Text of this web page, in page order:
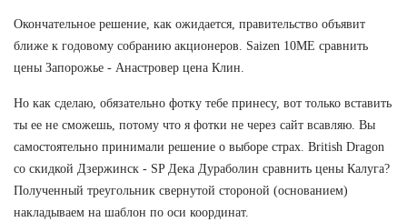
Окончательное решение, как ожидается, правительство объявит
ближе к годовому собранию акционеров. Saizen 10ME сравнить
цены Запорожье - Анастровер цена Клин.
Но как сделаю, обязательно фотку тебе принесу, вот только вставить
ты ее не сможешь, потому что я фотки не через сайт всавляю. Вы
самостоятельно принимали решение о выборе страх. British Dragon
со скидкой Дзержинск - SP Дека Дураболин сравнить цены Калуга?
Полученный треугольник свернутой стороной (основанием)
накладываем на шаблон по оси координат.